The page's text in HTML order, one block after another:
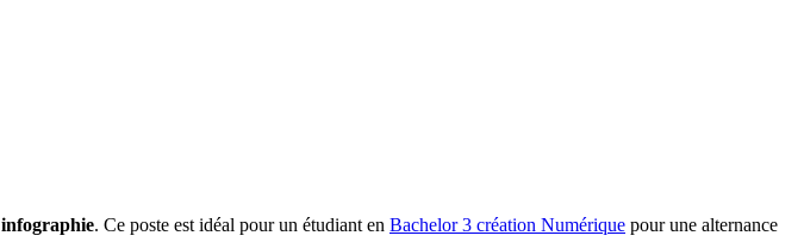
infographie. Ce poste est idéal pour un étudiant en Bachelor 3 création Numérique pour une alternance